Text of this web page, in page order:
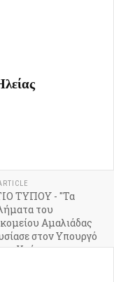
ΤΥΠΟΥ - "Τα
του
Αμαλιάδας
στον Υπουργό
ο Χρήστος